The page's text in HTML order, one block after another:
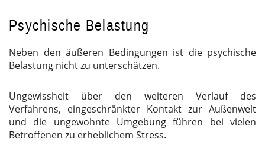
Psychische Belastung
Neben den äußeren Bedingungen ist die psychische
Belastung nicht zu unterschätzen.
Ungewissheit über den weiteren Verlauf des
Verfahrens, eingeschränkter Kontakt zur Außenwelt
und die ungewohnte Umgebung führen bei vielen
Betroffenen zu erheblichem Stress.